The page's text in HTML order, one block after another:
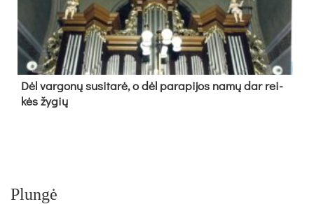
Dėl var­go­nų su­si­ta­rė, o dėl pa­ra­pi­jos na­mų dar rei­
kės žy­gių
Plungė